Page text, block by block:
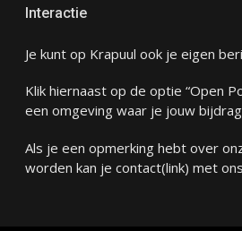
Interactie
Je kunt op Krapuul ook je eigen
Klik hiernaast op de optie “Open
een omgeving waar je jouw
Als je een opmerking hebt over
worden kan je contact(link) met